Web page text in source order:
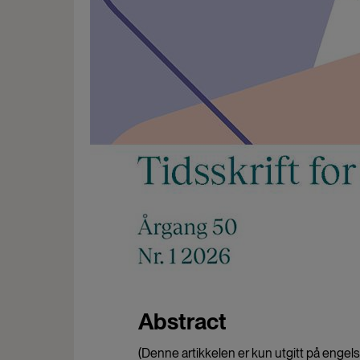
Abstract
(Denne artikkelen er kun utgitt på